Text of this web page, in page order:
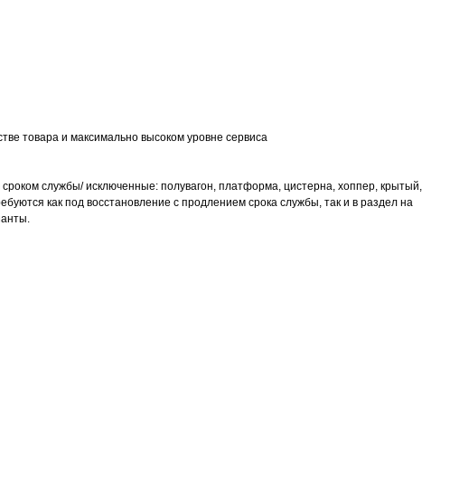
товара и максимально высоком уровне сервиса
службы/ исключенные: полувагон, платформа, цистерна, хоппер, крытый,
как под восстановление с продлением срока службы, так и в раздел на